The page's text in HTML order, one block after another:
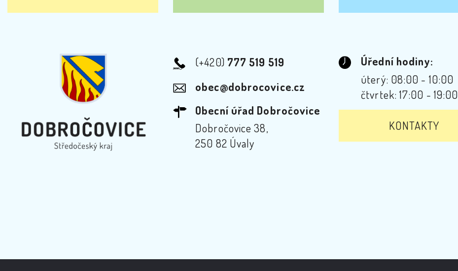
(+420) 777 519 519
obec@dobrocovice.cz
Obecní úřad Dobročovice
Dobročovice 38,
250 82 Úvaly
Úřední hodiny:
úterý: 08:00 - 10:00
čtvrtek: 17:00 - 19:00
KONTAKTY